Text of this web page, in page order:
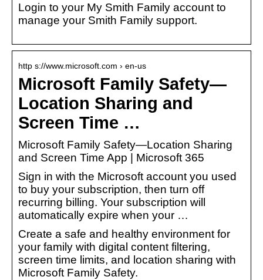
Login to your My Smith Family account to
manage your Smith Family support.
http s://www.microsoft.com › en-us
Microsoft Family Safety—
Location Sharing and
Screen Time …
Microsoft Family Safety—Location Sharing
and Screen Time App | Microsoft 365
Sign in with the Microsoft account you used
to buy your subscription, then turn off
recurring billing. Your subscription will
automatically expire when your …
Create a safe and healthy environment for
your family with digital content filtering,
screen time limits, and location sharing with
Microsoft Family Safety.